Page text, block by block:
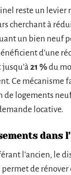
reste un levier
cherchant à
un bien neuf
d’une
21 %du
Ce mécanisme
de logements
locative.
dans
l’ancien, le
de rénover